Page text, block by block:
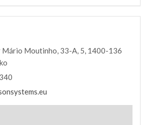
Moutinho, 33-A, 5, 1400-136